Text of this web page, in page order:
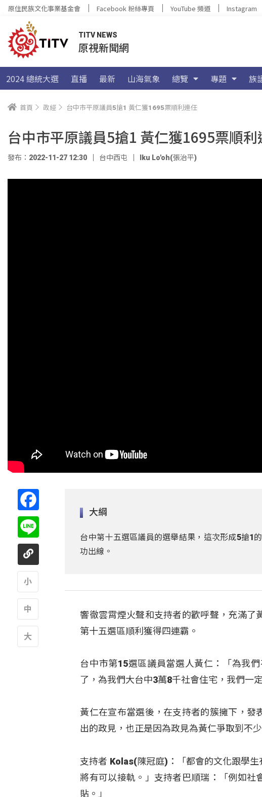
原住民族文化事業基金會 Facebook 粉絲專頁 YouTube 頻道 Instagram
TITV NEWS
原視新聞網
2024 總統大選 直播 最新 山海氣象 總覽 專題 族
首頁 政經 台中市平原議員5搶1 黃仁獲1695票順利連任
台中市平原議員5搶1 黃仁獲1695票順利
發布：2022-11-27 12:30 台中西屯 Iku Lo'oh(張治平)
大綱
台中第十五選區議員的選舉結果，這次形成5搶1
功出線。
響徹雲霄煙火聲和支持者的歡呼聲，充滿了
第十五選區順利獲得四連霸。
台中市第15選區議員當選人黃仁：「為我
了，為我們大台中3萬8千社會住宅，我們一
黃仁在宣布當選後，在支持者的簇擁下，發
出的政見，也正是因為政見為黃仁爭取到不
支持者 Kolas(陳冠庭)：「都會的文化跟學
將有可以接軌。」支持者巴順瑞：「例如社
貼。」